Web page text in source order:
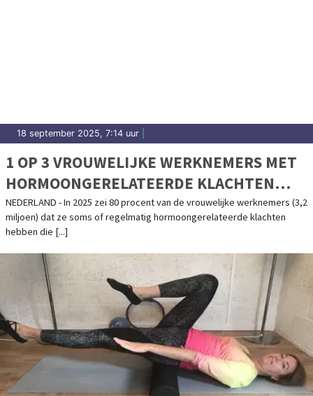
18 september 2025, 7:14 uur
1 OP 3 VROUWELIJKE WERKNEMERS MET
HORMOONGERELATEERDE KLACHTEN
VERBERGT DEZE
NEDERLAND - In 2025 zei 80 procent van de vrouwelijke werknemers (3,2
miljoen) dat ze soms of regelmatig hormoongerelateerde klachten
hebben die [...]